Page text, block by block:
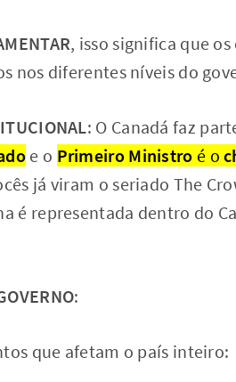
, isso significa que
nos diferentes níveis do
: O Canadá faz
e o Primeiro Ministro é o
já viram o seriado The
é representada dentro do
:
que afetam o país inteiro: